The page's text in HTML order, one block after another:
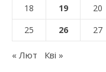
18
19 20
25
26 27
« Лют Кві »